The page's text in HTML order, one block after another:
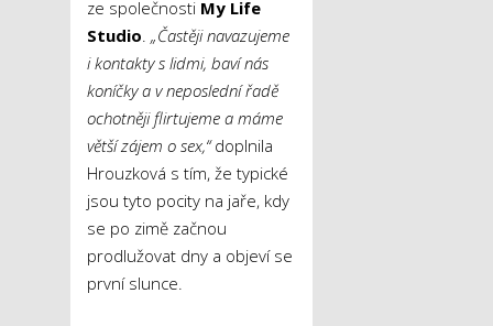
ze společnosti My Life
Studio. „Častěji navazujeme
i kontakty s lidmi, baví nás
koníčky a v neposlední řadě
ochotněji flirtujeme a máme
větší zájem o sex,“doplnila
Hrouzková s tím, že typické
jsou tyto pocity na jaře, kdy
se po zimě začnou
prodlužovat dny a objeví se
první slunce.